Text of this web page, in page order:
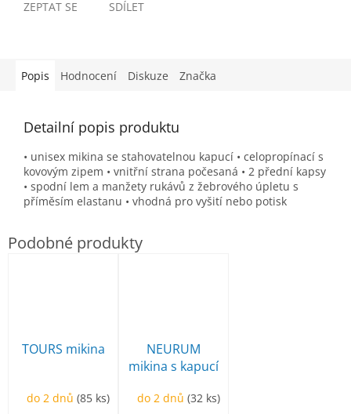
ZEPTAT SE SDÍLET
Popis Hodnocení Diskuze Značka
Detailní popis produktu
• unisex mikina se stahovatelnou kapucí • celopropínací s
kovovým zipem • vnitřní strana počesaná • 2 přední kapsy
• spodní lem a manžety rukávů z žebrového úpletu s
příměsím elastanu • vhodná pro vyšití nebo potisk
TOURS mikina
do 2 dnů(85 ks)
NEURUM
mikina s kapucí
do 2 dnů(32 ks)